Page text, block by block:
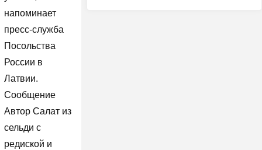
напоминает
пресс-служба
Посольства
России в
Латвии.
Сообщение
Автор Салат из
сельди с
редиской и